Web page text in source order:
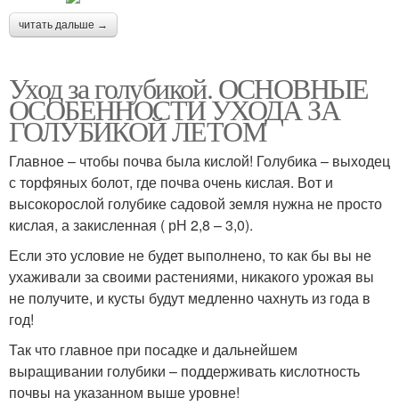
читать дальше →
Уход за голубикой. ОСНОВНЫЕ
ОСОБЕННОСТИ УХОДА ЗА
ГОЛУБИКОЙ ЛЕТОМ
Главное – чтобы почва была кислой! Голубика – выходец
с торфяных болот, где почва очень кислая. Вот и
высокорослой голубике садовой земля нужна не просто
кислая, а закисленная ( рН 2,8 – 3,0).
Если это условие не будет выполнено, то как бы вы не
ухаживали за своими растениями, никакого урожая вы
не получите, и кусты будут медленно чахнуть из года в
год!
Так что главное при посадке и дальнейшем
выращивании голубики – поддерживать кислотность
почвы на указанном выше уровне!